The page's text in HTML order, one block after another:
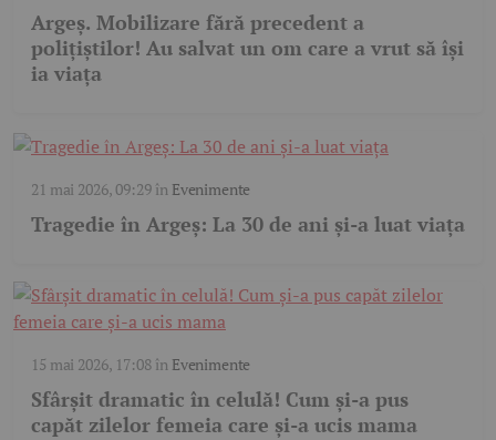
Argeș. Mobilizare fără precedent a
polițiștilor! Au salvat un om care a vrut să își
ia viața
21 mai 2026, 09:29în Evenimente
Tragedie în Argeș: La 30 de ani și-a luat viața
15 mai 2026, 17:08în Evenimente
Sfârșit dramatic în celulă! Cum și-a pus
capăt zilelor femeia care și-a ucis mama